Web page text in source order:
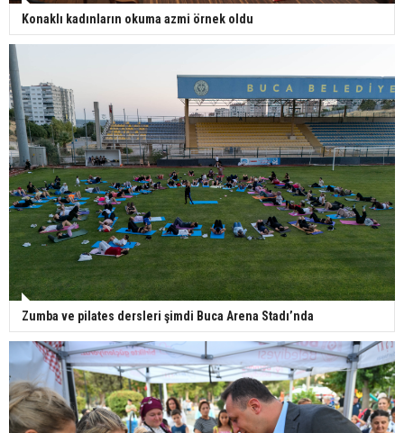
Konaklı kadınların okuma azmi örnek oldu
Zumba ve pilates dersleri şimdi Buca Arena Stadı’nda